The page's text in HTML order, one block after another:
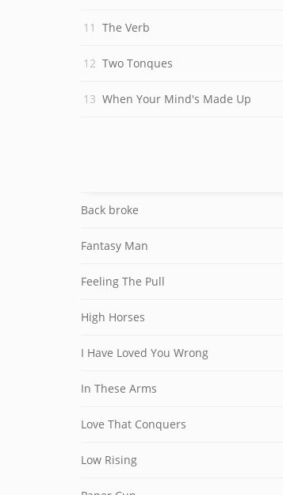
The Verb
Two Tonques
When Your Mind's Made Up
Back broke
Fantasy Man
Feeling The Pull
High Horses
I Have Loved You Wrong
In These Arms
Love That Conquers
Low Rising